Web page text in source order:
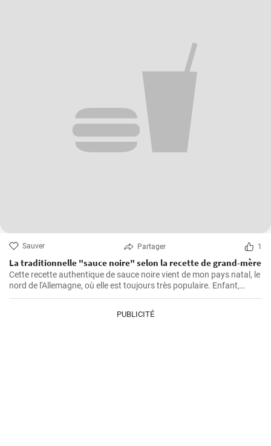
Sauver Partager 1
La traditionnelle "sauce noire" selon la recette de grand-mère
Cette recette authentique de sauce noire vient de mon pays natal, le
nord de l'Allemagne, où elle est toujours très populaire. Enfant,
j'adorais regarder ma grand-mère dans la cuisine préparer ce
bouillon de viande riche et savoureux. La viande de porc est cuite
avec des épices et servie dans une sauce avec du sang. Un goût
PUBLICITÉ